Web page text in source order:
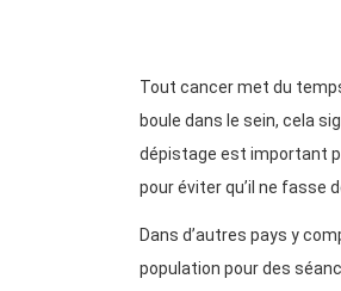
Tout cancer met du
boule dans le sein, cela
dépistage est important
pour éviter qu’il ne fasse
Dans d’autres pays y
population pour des